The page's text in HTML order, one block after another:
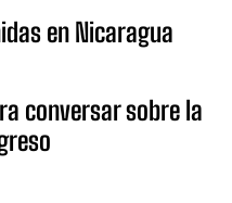
en Nicaragua
conversar sobre la